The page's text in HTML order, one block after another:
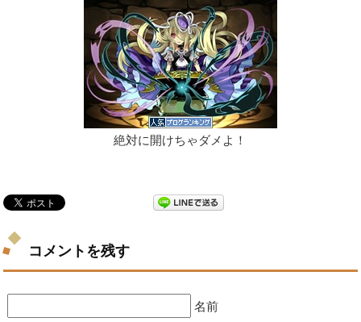
絶対に開けちゃダメよ！
コメントを残す
名前